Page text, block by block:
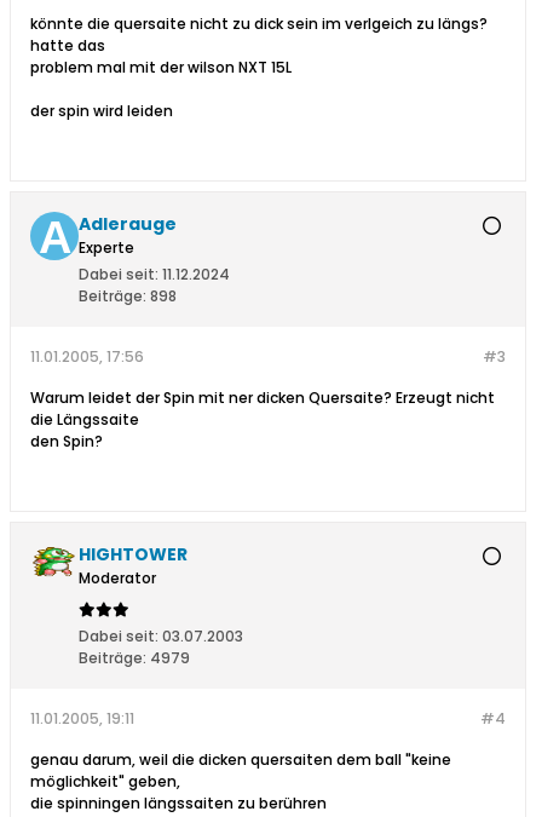
könnte die quersaite nicht zu dick sein im verlgeich zu längs?
hatte das
problem mal mit der wilson NXT 15L
der spin wird leiden
Adlerauge
Experte
Dabei seit: 11.12.2024
Beiträge: 898
#3
11.01.2005, 17:56
Warum leidet der Spin mit ner dicken Quersaite? Erzeugt nicht
die Längssaite
den Spin?
HIGHTOWER
Moderator
Dabei seit: 03.07.2003
Beiträge: 4979
#4
11.01.2005, 19:11
genau darum, weil die dicken quersaiten dem ball "keine
möglichkeit" geben,
die spinningen längssaiten zu berühren